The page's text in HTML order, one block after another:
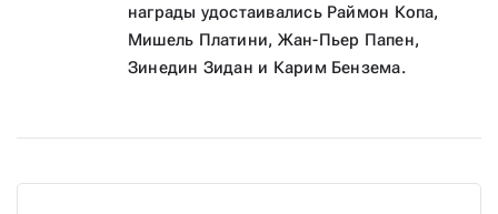
награды удостаивались Раймон Копа,
Мишель Платини, Жан-Пьер Папен,
Зинедин Зидан и Карим Бензема.